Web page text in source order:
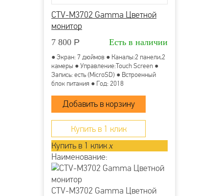
CTV-M3702 Gamma Цветной
монитор
7 800 Р Есть в наличии
● Экран: 7 дюймов ● Каналы:2 панели,2
камеры ● Управление:Touch Screen ●
Запись: есть (MicroSD) ● Встроенный
блок питания ● Год: 2018
Купить в 1 клик
Купить в 1 клик x
Наименование:
CTV-M3702 Gamma Цветной